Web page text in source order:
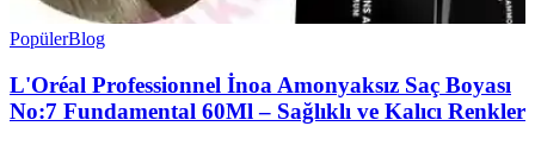
PopülerBlog
L'Oréal Professionnel İnoa Amonyaksız Saç Boyası
No:7 Fundamental 60Ml – Sağlıklı ve Kalıcı Renkler